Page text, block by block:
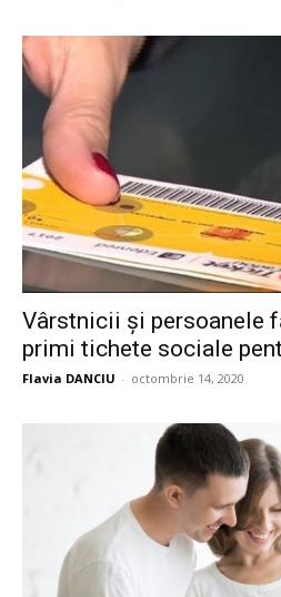
Vârstnicii și persoanele
primi tichete sociale
Flavia DANCIU - octombrie 14, 2020